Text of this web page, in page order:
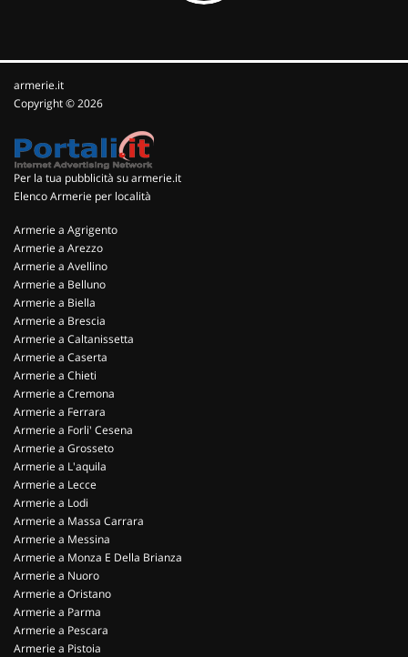
armerie.it
Copyright © 2026
Per la tua pubblicità su armerie.it
Elenco Armerie per località
Armerie a Agrigento
Armerie a Arezzo
Armerie a Avellino
Armerie a Belluno
Armerie a Biella
Armerie a Brescia
Armerie a Caltanissetta
Armerie a Caserta
Armerie a Chieti
Armerie a Cremona
Armerie a Ferrara
Armerie a Forli' Cesena
Armerie a Grosseto
Armerie a L'aquila
Armerie a Lecce
Armerie a Lodi
Armerie a Massa Carrara
Armerie a Messina
Armerie a Monza E Della Brianza
Armerie a Nuoro
Armerie a Oristano
Armerie a Parma
Armerie a Pescara
Armerie a Pistoia